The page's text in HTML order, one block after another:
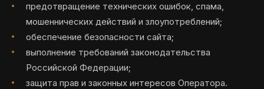
предотвращение технических ошибок, спама,
мошеннических действий и злоупотреблений;
обеспечение безопасности сайта;
выполнение требований законодательства
Российской Федерации;
защита прав и законных интересов Оператора.